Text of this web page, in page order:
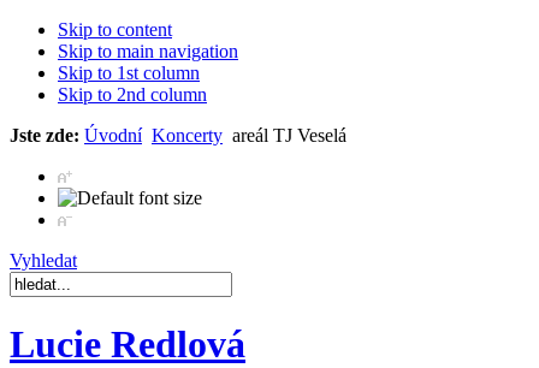
Skip to content
Skip to main navigation
Skip to 1st column
Skip to 2nd column
Jste zde: Úvodní Koncerty areál TJ Veselá
Vyhledat
Lucie Redlová